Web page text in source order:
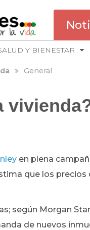
Y BIENESTAR
General
en plena
que los precios
según Morgan
de nuevos